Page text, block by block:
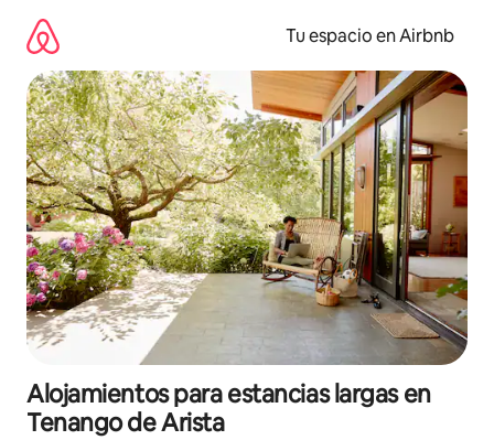
contenido
Tu espacio en Airbnb
Alojamientos para estancias largas en
Tenango de Arista